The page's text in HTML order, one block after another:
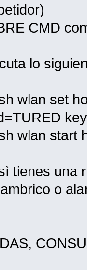
CMD
lo
wlan set
wlan start
tienes una
o